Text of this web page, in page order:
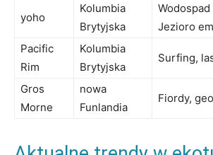
yoho
Kolumbia
Brytyjska
Wodospad⁣
‍Jezioro
Pacific
Rim
Kolumbia
Brytyjska
Surfing,
Gros⁤
Morne
nowa⁣
Funlandia
Fiordy,